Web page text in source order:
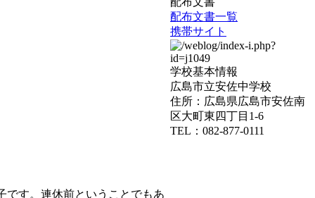
です。連休前ということでもあ
配布文書一覧
携帯サイト
学校基本情報
広島市立安佐中学校
住所：広島県広島市安佐南
区大町東四丁目1-6
TEL：082-877-0111